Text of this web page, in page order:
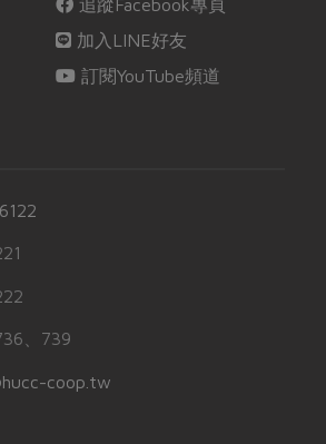
加入LINE好友
訂閱YouTube頻道
、739
coop.tw